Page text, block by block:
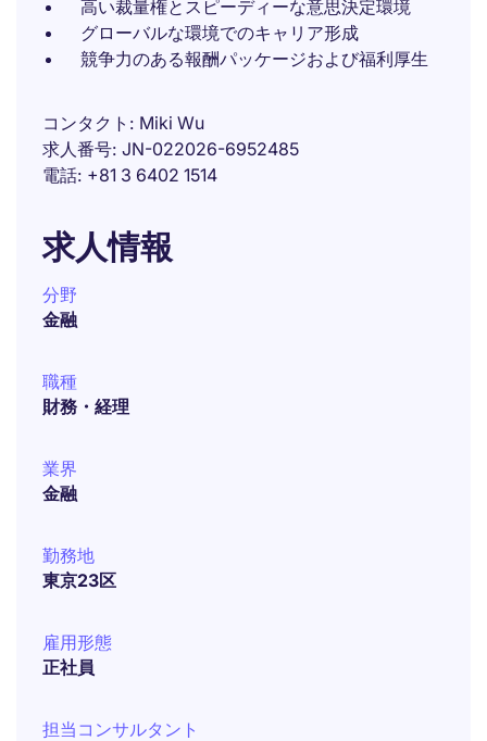
高い裁量権とスピーディーな意思決定環境
グローバルな環境でのキャリア形成
競争力のある報酬パッケージおよび福利厚生
コンタクト
Miki Wu
求人番号 JN-022026-6952485
電話 +81 3 6402 1514
求人情報
分野
金融
職種
財務・経理
業界
金融
勤務地
東京23区
雇用形態
正社員
担当コンサルタント